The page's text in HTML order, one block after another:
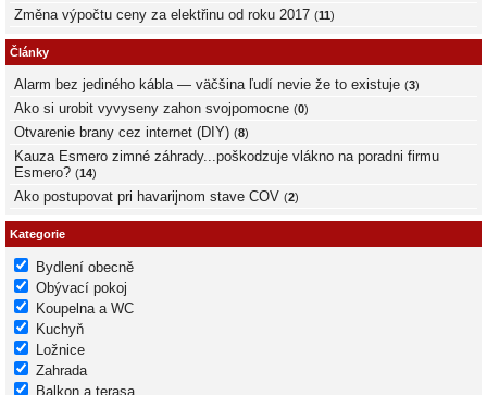
Změna výpočtu ceny za elektřinu od roku 2017 (11)
Články
Alarm bez jediného kábla — väčšina ľudí nevie že to existuje (3)
Ako si urobit vyvyseny zahon svojpomocne (0)
Otvarenie brany cez internet (DIY) (8)
Kauza Esmero zimné záhrady...poškodzuje vlákno na poradni firmu
Esmero? (14)
Ako postupovat pri havarijnom stave COV (2)
Kategorie
Bydlení obecně
Obývací pokoj
Koupelna a WC
Kuchyň
Ložnice
Zahrada
Balkon a terasa